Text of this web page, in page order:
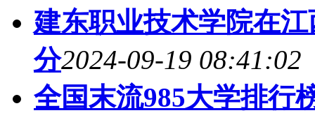
建东职业技术学院在
分2024-09-19 08:41:02
全国末流985大学排行